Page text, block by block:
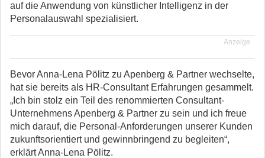
auf die Anwendung von künstlicher Intelligenz in der
Personalauswahl spezialisiert.
Anzeige
Bevor Anna-Lena Pölitz zu Apenberg & Partner wechselte,
hat sie bereits als HR-Consultant Erfahrungen gesammelt.
„Ich bin stolz ein Teil des renommierten Consultant-
Unternehmens Apenberg & Partner zu sein und ich freue
mich darauf, die Personal-Anforderungen unserer Kunden
zukunftsorientiert und gewinnbringend zu begleiten“,
erklärt Anna-Lena Pölitz.